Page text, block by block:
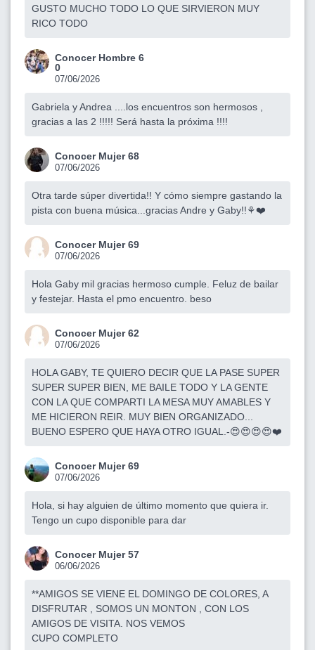
GUSTO MUCHO TODO LO QUE SIRVIERON MUY
RICO TODO
Conocer Hombre 6
0
07/06/2026
Gabriela y Andrea ....los encuentros son hermosos ,
gracias a las 2 !!!!! Será hasta la próxima !!!!
Conocer Mujer 68
07/06/2026
Otra tarde súper divertida!! Y cómo siempre gastando la
pista con buena música...gracias Andre y Gaby!!⚘️❤️
Conocer Mujer 69
07/06/2026
Hola Gaby mil gracias hermoso cumple. Feluz de bailar
y festejar. Hasta el pmo encuentro. beso
Conocer Mujer 62
07/06/2026
HOLA GABY, TE QUIERO DECIR QUE LA PASE SUPER
SUPER SUPER BIEN, ME BAILE TODO Y LA GENTE
CON LA QUE COMPARTI LA MESA MUY AMABLES Y
ME HICIERON REIR. MUY BIEN ORGANIZADO...
BUENO ESPERO QUE HAYA OTRO IGUAL.-😍😍😍😍❤️
Conocer Mujer 69
07/06/2026
Hola, si hay alguien de último momento que quiera ir.
Tengo un cupo disponible para dar
Conocer Mujer 57
06/06/2026
**AMIGOS SE VIENE EL DOMINGO DE COLORES, A
DISFRUTAR , SOMOS UN MONTON , CON LOS
AMIGOS DE VISITA. NOS VEMOS
CUPO COMPLETO